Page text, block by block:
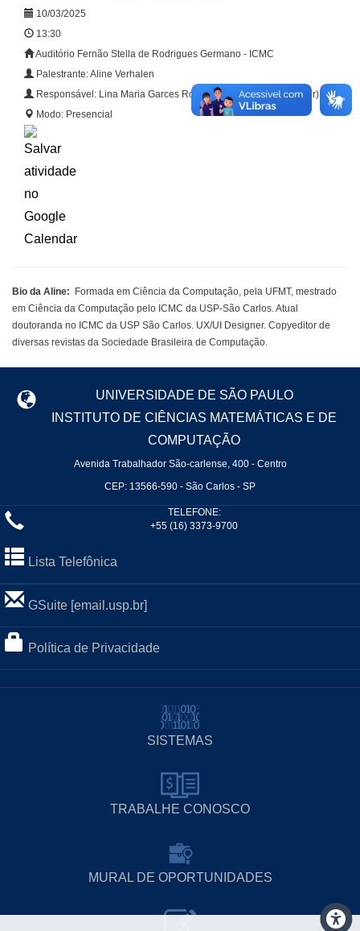
10/03/2025
13:30
Auditório Fernão Stella de Rodrigues Germano - ICMC
Palestrante: Aline Verhalen
Responsável: Lina Maria Garces Rodriguez (linagarces@usp.br)
Modo: Presencial
Bio da Aline: Formada em Ciência da Computação, pela UFMT, mestrado
em Ciência da Computação pelo ICMC da USP-São Carlos. Atual
doutoranda no ICMC da USP São Carlos. UX/UI Designer. Copyeditor de
diversas revistas da Sociedade Brasileira de Computação.
UNIVERSIDADE DE SÃO PAULO
INSTITUTO DE CIÊNCIAS MATEMÁTICAS E DE
COMPUTAÇÃO
Avenida Trabalhador São-carlense, 400 - Centro
CEP: 13566-590 - São Carlos - SP
TELEFONE:
+55 (16) 3373-9700
Lista Telefônica
GSuite [email.usp.br]
Política de Privacidade
SISTEMAS
TRABALHE CONOSCO
MURAL DE OPORTUNIDADES